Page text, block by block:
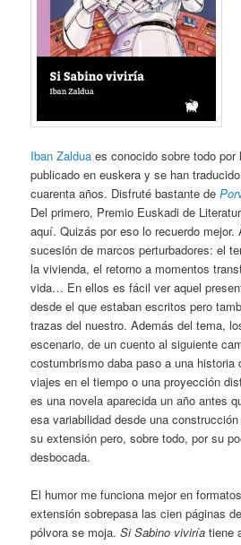
Iban Zaldua es conocido sobre todo por
publicado en euskera y se han
cuarenta años. Disfruté bastante de
Del primero, Premio Euskadi de
aquí. Quizás por eso lo recuerdo mejor.
sucesión de marcos perturbadores: el
la vivienda, el retorno a momentos
vida… En ellos es fácil ver aquel
desde el que estaban escritos pero
trazas del nuestro. Además del tema,
escenario, de un cuento al siguiente
costumbrismo daba paso a una historia
viajes en el tiempo o una proyección
es una novela aparecida un año antes
esa variabilidad desde una
su extensión pero, sobre todo, por su
desbocada.
El humor me funciona mejor en
extensión sobrepasa las cien páginas
pólvora se moja.Si Sabino viviría tiene